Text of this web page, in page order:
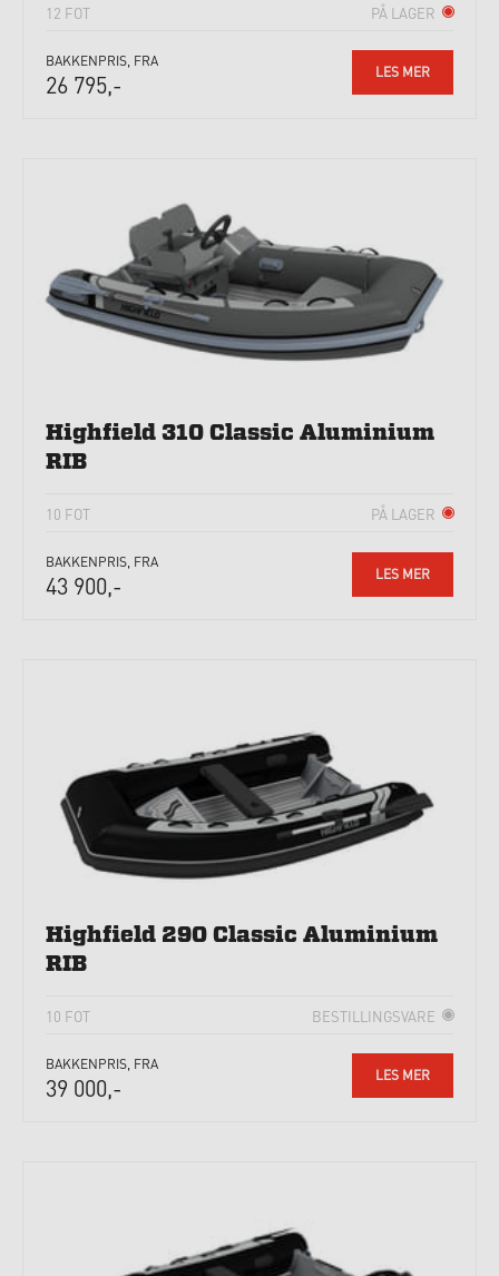
12 FOT PÅ LAGER
BAKKENPRIS, FRA
26 795,- LES MER
Highfield 310 Classic Aluminium
RIB
10 FOT PÅ LAGER
BAKKENPRIS, FRA
43 900,- LES MER
Highfield 290 Classic Aluminium
RIB
10 FOT BESTILLINGSVARE
BAKKENPRIS, FRA
39 000,- LES MER